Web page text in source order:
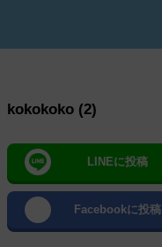
kokokoko (2)
LINEに投稿
Facebookに投稿